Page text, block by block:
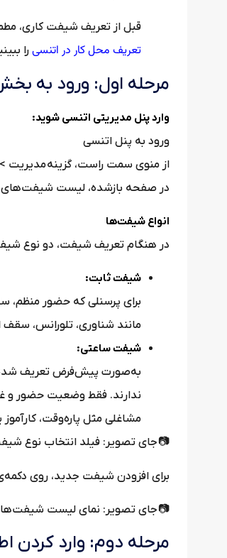
قبل از تعریف شیفت کاری،
تعریف محل کار در اتنسیرا
مرحله اول: ورود به
وارد پنل مدیریتی اتنسی شوید:
ورود به پنل اتنسی
از منوی سمت راست، گزینه مدیریت
در صفحه بازشده، لیست شیفت‌های
انواع شیفت‌ها
در هنگام تعریف شیفت، دو نوع
شیفت ثابت:
برای پرسنلی که حضور منظم،
مانند شناوری، تلورانس،
شیفت ساعتی:
به‌صورت پیش‌فرض تعریف شده
ندارند. فقط وضعیت حضور و
مشاغلی مثل پاره‌وقت،
📷 جای تصویر: فیلد انتخاب نوع
برای افزودن شیفت جدید، روی
📷 جای تصویر: نمای لیست شیفت‌ها
مرحله دوم: وارد کردن